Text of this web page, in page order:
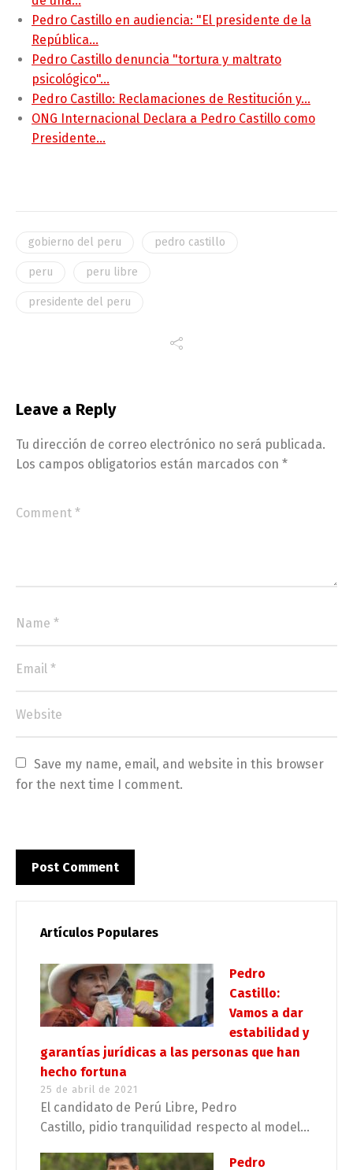
Pedro Castillo en audiencia: "El presidente de la
República…
Pedro Castillo denuncia "tortura y maltrato
psicológico"…
Pedro Castillo: Reclamaciones de Restitución y…
ONG Internacional Declara a Pedro Castillo como
Presidente…
gobierno del peru pedro castillo
peru peru libre
presidente del peru
Leave a Reply
Tu dirección de correo electrónico no será publicada.
Los campos obligatorios están marcados con *
Save my name, email, and website in this browser
for the next time I comment.
Artículos Populares
Pedro
Castillo:
Vamos a dar
estabilidad y
garantías jurídicas a las personas que han
hecho fortuna
25 de abril de 2021
El candidato de Perú Libre, Pedro
Castillo, pidio tranquilidad respecto al model...
Pedro